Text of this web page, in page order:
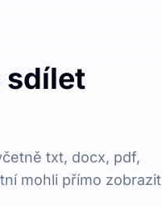
sdílet
txt, docx, pdf,
mohli přímo zobrazit